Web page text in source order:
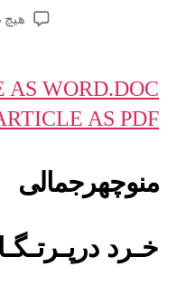
نوشته
هیچ
WORD.DOC
AS PDF
منوچهرجمالی
خـرد